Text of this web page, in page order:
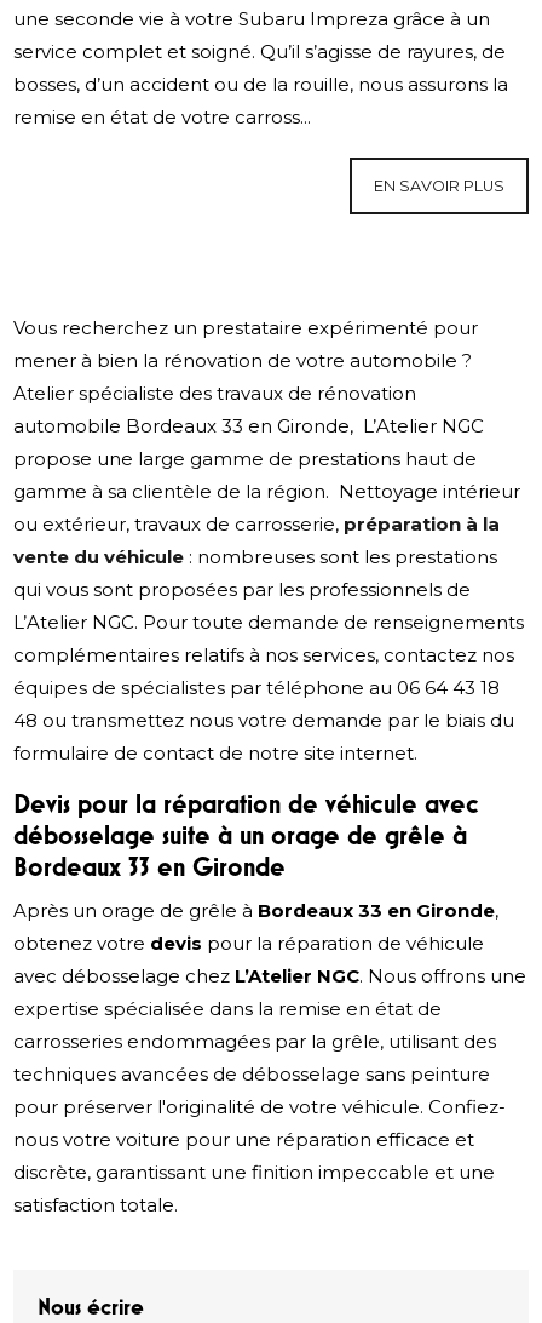
une seconde vie à votre Subaru Impreza grâce à un
service complet et soigné. Qu’il s’agisse de rayures, de
bosses, d’un accident ou de la rouille, nous assurons la
remise en état de votre carross...
EN SAVOIR PLUS
Vous recherchez un prestataire expérimenté pour
mener à bien la rénovation de votre automobile ?
Atelier spécialiste des travaux de rénovation
automobile Bordeaux 33 en Gironde, L’Atelier NGC
propose une large gamme de prestations haut de
gamme à sa clientèle de la région. Nettoyage intérieur
ou extérieur, travaux de carrosserie, préparation à la
vente du véhicule : nombreuses sont les prestations
qui vous sont proposées par les professionnels de
L’Atelier NGC. Pour toute demande de renseignements
complémentaires relatifs à nos services, contactez nos
équipes de spécialistes par téléphone au 06 64 43 18
48 ou transmettez nous votre demande par le biais du
formulaire de contact de notre site internet.
Devis pour la réparation de véhicule avec
débosselage suite à un orage de grêle à
Bordeaux 33 en Gironde
Après un orage de grêle à Bordeaux 33 en Gironde,
obtenez votre devis pour la réparation de véhicule
avec débosselage chez L’Atelier NGC. Nous offrons une
expertise spécialisée dans la remise en état de
carrosseries endommagées par la grêle, utilisant des
techniques avancées de débosselage sans peinture
pour préserver l'originalité de votre véhicule. Confiez-
nous votre voiture pour une réparation efficace et
discrète, garantissant une finition impeccable et une
satisfaction totale.
Nous écrire